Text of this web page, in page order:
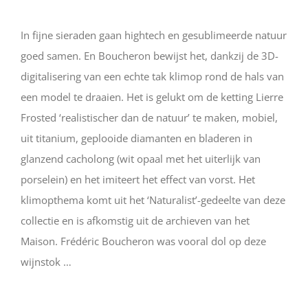
In fijne sieraden gaan hightech en gesublimeerde natuur
goed samen. En Boucheron bewijst het, dankzij de 3D-
digitalisering van een echte tak klimop rond de hals van
een model te draaien. Het is gelukt om de ketting Lierre
Frosted ‘realistischer dan de natuur’ te maken, mobiel,
uit titanium, geplooide diamanten en bladeren in
glanzend cacholong (wit opaal met het uiterlijk van
porselein) en het imiteert het effect van vorst. Het
klimopthema komt uit het ‘Naturalist’-gedeelte van deze
collectie en is afkomstig uit de archieven van het
Maison. Frédéric Boucheron was vooral dol op deze
wijnstok …